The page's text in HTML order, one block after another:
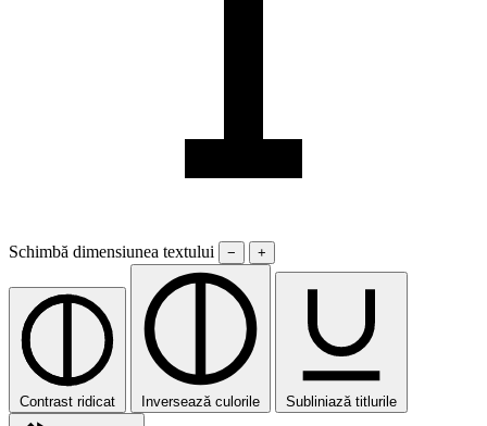
Schimbă dimensiunea textului − +
Contrast ridicat Inversează culorile Subliniază titlurile